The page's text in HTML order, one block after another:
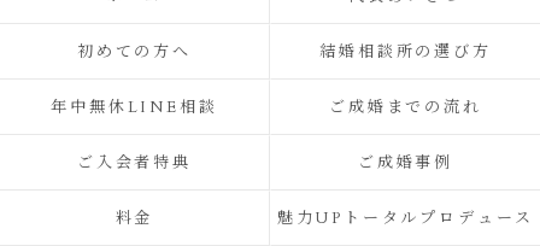
初めての方へ 結婚相談所の選び方
年中無休LINE相談 ご成婚までの流れ
ご入会者特典 ご成婚事例
料金 魅力UPトータルプロデュース